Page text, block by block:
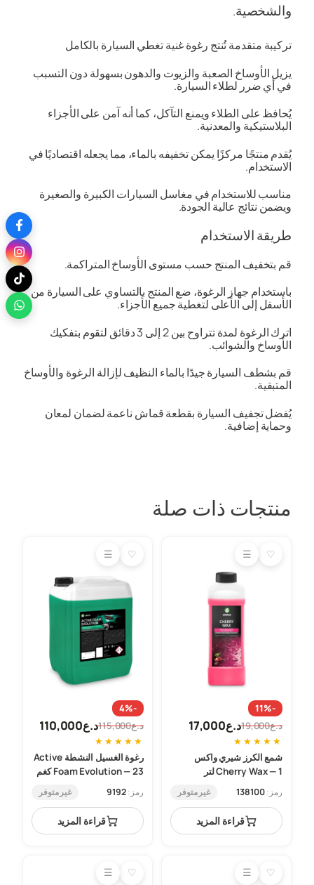
والشخصية.
تركيبة متقدمة تُنتج رغوة غنية تغطي السيارة بالكامل
يزيل الأوساخ الصعبة والزيوت والدهون بسهولة دون التسبب
في أي ضرر لطلاء السيارة.
يُحافظ على الطلاء ويمنع التآكل، كما أنه آمن على الأجزاء
البلاستيكية والمعدنية.
يُقدم منتجًا مركزًا يمكن تخفيفه بالماء، مما يجعله اقتصاديًا في
الاستخدام.
مناسب للاستخدام في مغاسل السيارات الكبيرة والصغيرة
ويضمن نتائج عالية الجودة.
طريقة الاستخدام
قم بتخفيف المنتج حسب مستوى الأوساخ المتراكمة.
باستخدام جهاز الرغوة، ضع المنتج بالتساوي على السيارة من
الأسفل إلى الأعلى لتغطية جميع الأجزاء.
اترك الرغوة لمدة تتراوح بين 2 إلى 3 دقائق لتقوم بتفكيك
الأوساخ والشوائب.
قم بشطف السيارة جيدًا بالماء النظيف لإزالة الرغوة والأوساخ
المتبقية.
يُفضل تجفيف السيارة بقطعة قماش ناعمة لضمان لمعان
وحماية إضافية.
منتجات ذات صلة
♡
☰
-11%
د.ع19,000السعر
الأصلي
هو:
د.ع19,000.
د.ع17,000
السعر
الحالي
هو:
د.ع17,000.
★
★
★
★
★
شمع الكرز شيري واكس
Cherry Wax — 1 لتر
رمز:138100 غير متوفر
قراءة المزيد
♡
☰
-4%
د.ع115,000السعر
الأصلي
هو:
د.ع115,000.
د.ع110,000
السعر
الحالي
هو:
د.ع110,000.
★
★
★
★
★
رغوة الغسيل النشطة Active
Foam Evolution — 23 كغم
رمز:9192 غير متوفر
قراءة المزيد
♡
☰
♡
☰